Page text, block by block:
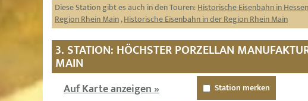
Diese Station gibt es auch in den Touren:Historische Eisenbahn in Hessen
Region Rhein Main,Historische Eisenbahn in der Region Rhein Main
3. STATION: HÖCHSTER PORZELLAN
MAIN
Auf Karte anzeigen » Station merken